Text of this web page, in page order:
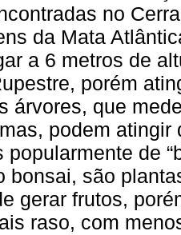
no
da Mata
a 6 metros de
porém
árvores, que
podem
popularmente de
bonsai, são
gerar frutos,
raso, com